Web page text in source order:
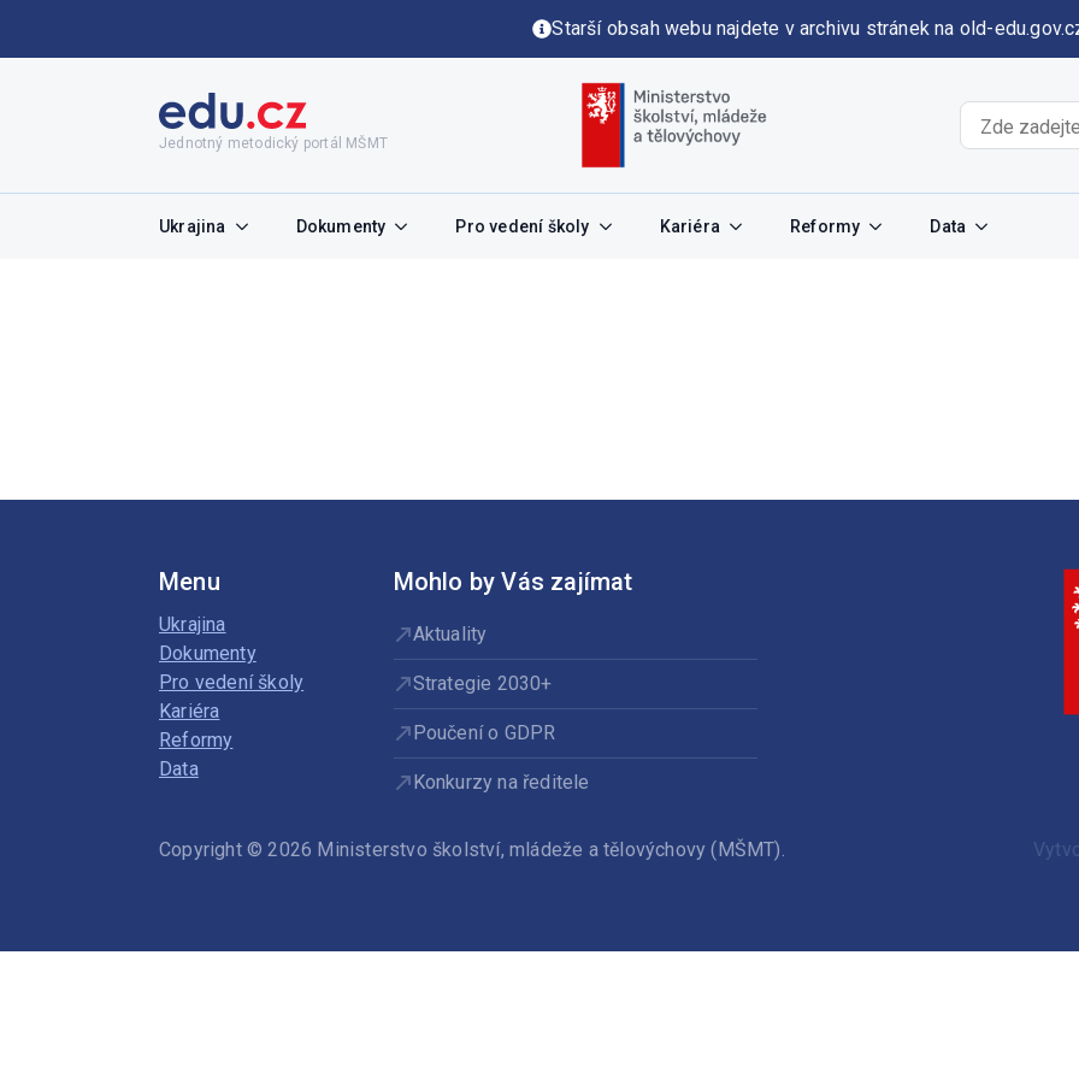
Starší obsah webu najdete v archivu stránek na old-
Jednotný metodický portál MŠMT
Ukrajina Dokumenty Pro vedení školy Kariéra Reformy Data
Menu
Ukrajina
Dokumenty
Pro vedení školy
Kariéra
Reformy
Data
Mohlo by Vás zajímat
Aktuality
Strategie 2030+
Poučení o GDPR
Konkurzy na ředitele
Copyright © 2026 Ministerstvo školství, mládeže a tělovýchovy (MŠMT).